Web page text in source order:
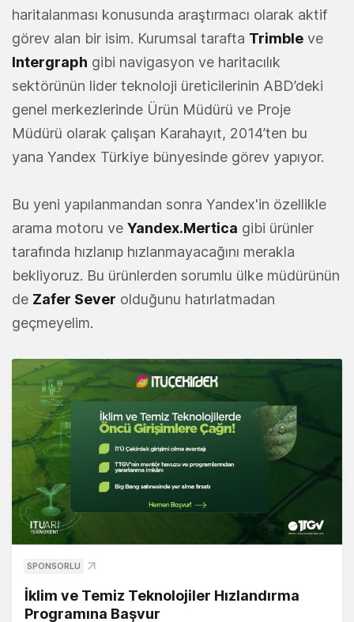
haritalanması konusunda araştırmacı olarak aktif
görev alan bir isim. Kurumsal tarafta Trimble ve
Intergraph gibi navigasyon ve haritacılık
sektörünün lider teknoloji üreticilerinin ABD’deki
genel merkezlerinde Ürün Müdürü ve Proje
Müdürü olarak çalışan Karahayıt, 2014’ten bu
yana Yandex Türkiye bünyesinde görev yapıyor.
Bu yeni yapılanmandan sonra Yandex'in özellikle
arama motoru ve Yandex.Mertica gibi ürünler
tarafında hızlanıp hızlanmayacağını merakla
bekliyoruz. Bu ürünlerden sorumlu ülke müdürünün
de Zafer Sever olduğunu hatırlatmadan
geçmeyelim.
SPONSORLU
İklim ve Temiz Teknolojiler Hızlandırma
Programına Başvur